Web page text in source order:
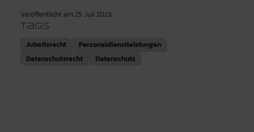
Veröffentlicht am 25. Juli 2023
Tags
Arbeitsrecht
Personaldienstleistungen
Datenschutzrecht
Datenschutz